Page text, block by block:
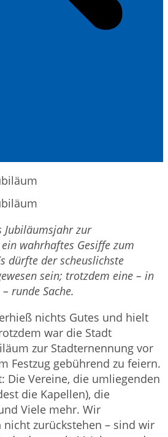
Jubiläumsjahr zur
wahrhaftes Gesiffe zum
dürfte der scheuslichste
sein; trotzdem eine – in
runde Sache.
nichts Gutes und hielt
war die Stadt
zur Stadternennung vor
Festzug gebührend zu feiern.
Die Vereine, die umliegenden
die Kapellen), die
Viele mehr. Wir
zurückstehen – sind wir